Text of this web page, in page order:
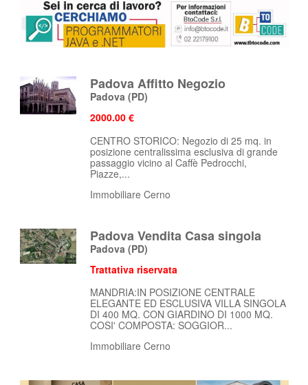
Padova Affitto Negozio
Padova (PD)
2000.00 €
CENTRO STORICO: Negozio di 25 mq. in
posizione centralissima esclusiva di grande
passaggio vicino al Caffè Pedrocchi,
Piazze,...
Immobiliare Cerno
Padova Vendita Casa singola
Padova (PD)
Trattativa riservata
MANDRIA:IN POSIZIONE CENTRALE
ELEGANTE ED ESCLUSIVA VILLA SINGOLA
DI 400 MQ. CON GIARDINO DI 1000 MQ.
COSI' COMPOSTA: SOGGIOR...
Immobiliare Cerno